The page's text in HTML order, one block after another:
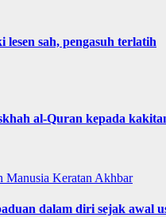
lesen sah, pengasuh terlatih
al-Quran kepada
Manusia Keratan Akhbar
dalam diri sejak awal